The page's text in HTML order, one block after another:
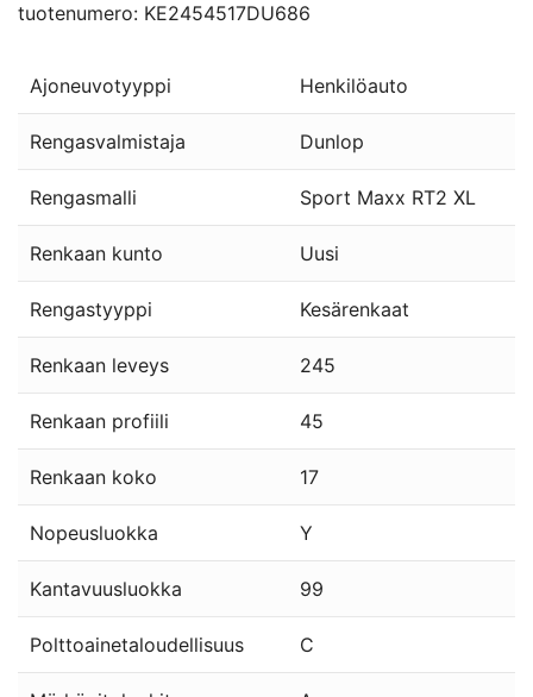
tuotenumero: KE2454517DU686
Ajoneuvotyyppi Henkilöauto
Rengasvalmistaja Dunlop
Rengasmalli Sport Maxx RT2 XL
Renkaan kunto Uusi
Rengastyyppi Kesärenkaat
Renkaan leveys 245
Renkaan profiili 45
Renkaan koko 17
Nopeusluokka Y
Kantavuusluokka 99
Polttoainetaloudellisuus C